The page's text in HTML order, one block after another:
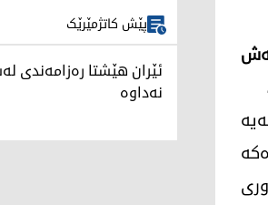
لە باکووری
پێش کاتژمێرێک
ئێران هێشتا رەزامەندی
نەداوە